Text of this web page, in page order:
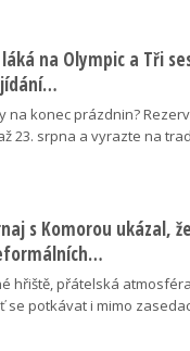
na Olympic a Tři
na konec prázdnin?
23. srpna a vyrazte na
s Komorou ukázal,
hřiště, přátelská
se potkávat i mimo